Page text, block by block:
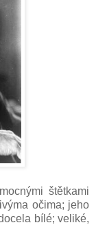
štětkami
očima; jeho
bílé; veliké,